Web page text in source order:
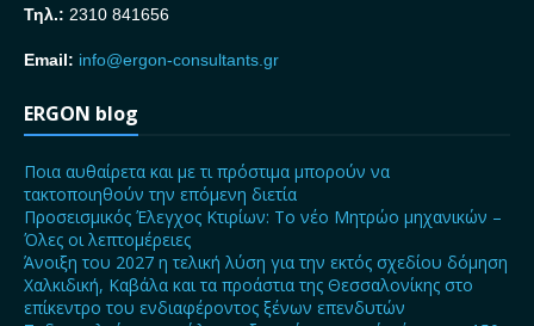
Τηλ.: 2310 841656
Email: info@ergon-consultants.gr
ERGON blog
Ποια αυθαίρετα και με τι πρόστιμα μπορούν να
τακτοποιηθούν την επόμενη διετία
Προσεισμικός Έλεγχος Κτιρίων: Το νέο Μητρώο μηχανικών –
Όλες οι λεπτομέρειες
Άνοιξη του 2027 η τελική λύση για την εκτός σχεδίου δόμηση
Χαλκιδική, Καβάλα και τα προάστια της Θεσσαλονίκης στο
επίκεντρο του ενδιαφέροντος ξένων επενδυτών